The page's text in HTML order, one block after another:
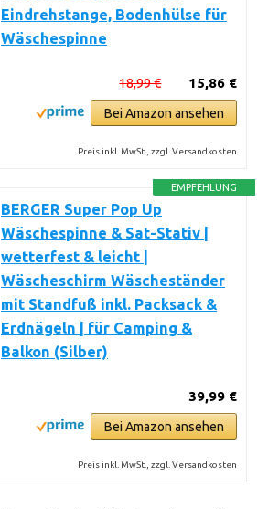
Eindrehstange, Bodenhülse für
Wäschespinne
15,86 €
18,99 €
Bei Amazon ansehen
Preis inkl. MwSt., zzgl. Versandkosten
EMPFEHLUNG
BERGER Super Pop Up
Wäschespinne & Sat-Stativ |
wetterfest & leicht |
Wäscheschirm Wäscheständer
mit Standfuß inkl. Packsack &
Erdnägeln | für Camping &
Balkon (Silber)
39,99 €
Bei Amazon ansehen
Preis inkl. MwSt., zzgl. Versandkosten